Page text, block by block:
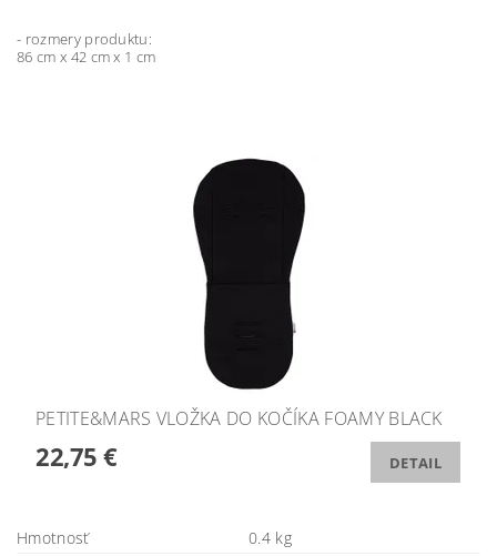
- rozmery produktu:
86 cm x 42 cm x 1 cm
PETITE&MARS VLOŽKA DO KOČÍKA FOAMY BLACK
22,75 € DETAIL
Hmotnosť
0.4 kg